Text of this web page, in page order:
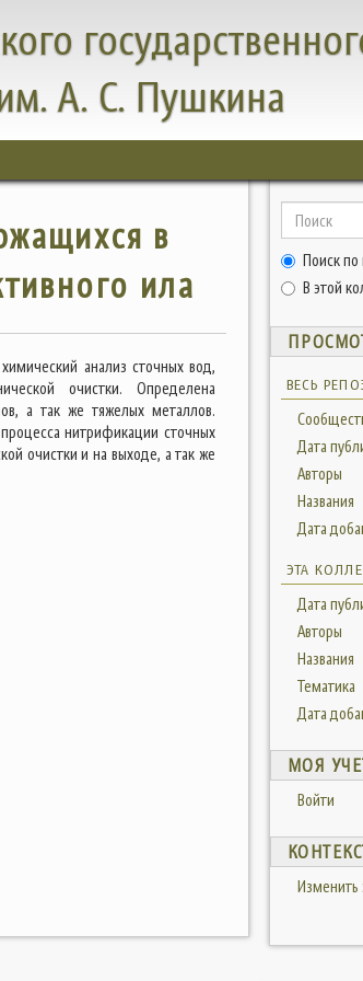
А. С. Пушкина
в
ила
анализ сточных вод,
очистки. Определена
а так же тяжелых металлов.
нитрификации сточных
очистки и на выходе, а так же
Поиск
В этой
ВЕСЬ
Дата
Авторы
Названия
Дата
ЭТА
Дата
Авторы
Названия
Тематика
Дата
МОЯ
Войти
Изменить